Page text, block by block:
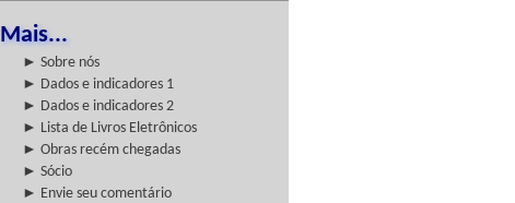
Mais...
► Sobre nós
► Dados e indicadores 1
► Dados e indicadores 2
► Lista de Livros Eletrônicos
► Obras recém chegadas
► Sócio
► Envie seu comentário